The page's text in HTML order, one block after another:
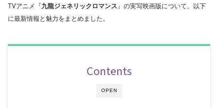
TVアニメ『九龍ジェネリックロマンス 』の実写映画版について、以下
に最新情報と魅力をまとめました。
OPEN
Contents